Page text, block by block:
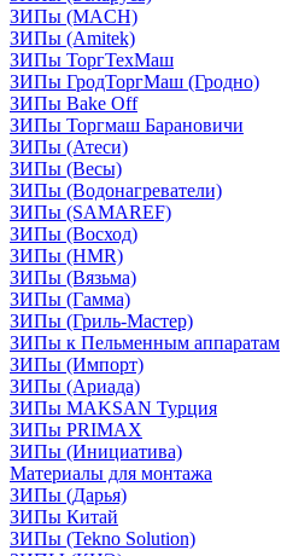
ЗИПы (MACH)
ЗИПы (Amitek)
ЗИПы ТоргТехМаш
ЗИПы ГродТоргМаш (Гродно)
ЗИПы Bake Off
ЗИПы Торгмаш Барановичи
ЗИПы (Атеси)
ЗИПы (Весы)
ЗИПы (Водонагреватели)
ЗИПы (SAMAREF)
ЗИПы (Восход)
ЗИПы (HMR)
ЗИПы (Вязьма)
ЗИПы (Гамма)
ЗИПы (Гриль-Мастер)
ЗИПы к Пельменным аппаратам
ЗИПы (Импорт)
ЗИПы (Ариада)
ЗИПы MAKSAN Турция
ЗИПы PRIMAX
ЗИПы (Инициатива)
Материалы для монтажа
ЗИПы (Дарья)
ЗИПы Китай
ЗИПы (Tekno Solution)